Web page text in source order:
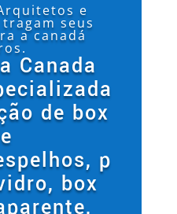
e
seus
a canadá
Canada
de box
p
box